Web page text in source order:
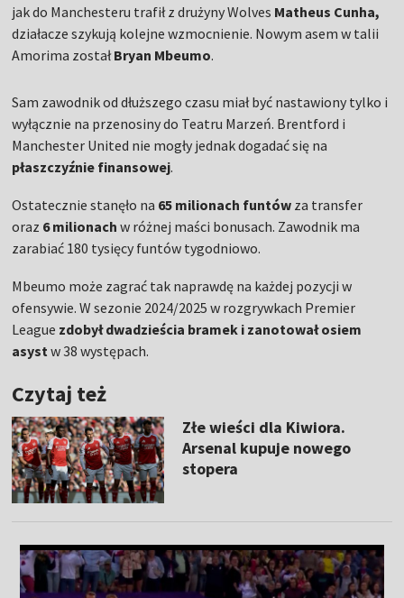
jak do Manchesteru trafił z drużyny Wolves Matheus Cunha,
działacze szykują kolejne wzmocnienie. Nowym asem w talii
Amorima zostałBryan Mbeumo.
Sam zawodnik od dłuższego czasu miał być nastawiony tylko i
wyłącznie na przenosiny do Teatru Marzeń. Brentford i
Manchester United nie mogły jednak dogadać się na
płaszczyźnie finansowej.
Ostatecznie stanęło na 65 milionach funtów za transfer
oraz 6 milionach w różnej maści bonusach. Zawodnik ma
zarabiać 180 tysięcy funtów tygodniowo.
Mbeumo może zagrać tak naprawdę na każdej pozycji w
ofensywie. W sezonie 2024/2025 w rozgrywkach Premier
League zdobył dwadzieścia bramek i zanotował osiem
asystw 38 występach.
Czytaj też
Złe wieści dla Kiwiora.
Arsenal kupuje nowego
stopera